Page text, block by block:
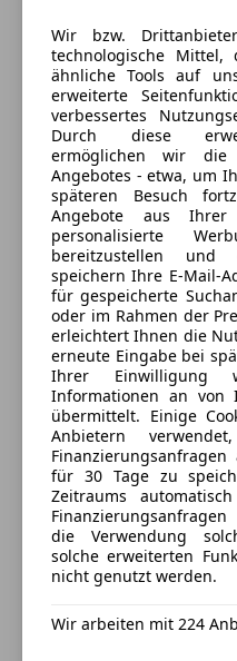
Tagfahrlicht
Totwinkel-Assistent
Traktionskontrolle
Wegfahrsperre
Zentralverriegelung
Extras
Alufelgen
Anhängerkupplung
Partikelfilter
Schaltwippen
Sprachsteuerung
Sternebewertung 4.5
4,5 Sterne
(85% Weiterempfehlungen)
Anbieter auf AutoScout24 seit
Verkauf
Geschlossen
Öffnet um 8:00 Mo.
Schloss Oberweis 3,
4664 Oberweis, AT
Kontakt
Automobile Swoboda
Alle Fahrzeuge des
Anbieter
Deine Nachricht
Wir bzw.
technologische Mittel,
ähnliche Tools auf
erweiterte
verbessertes
Durch diese
ermöglichen wir die
Angebotes - etwa, um
späteren Besuch
Angebote aus
personalisierte
bereitzustellen und
speichern Ihre E-Mail-
für gespeicherte
oder im Rahmen der
erleichtert Ihnen die
erneute Eingabe bei
Ihrer Einwilligung
Informationen an von
übermittelt. Einige
Anbietern
für 30 Tage zu
Zeitraums
die Verwendung
solche erweiterten
nicht genutzt werden.
Wir arbeiten mit 224